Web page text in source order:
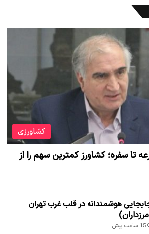
کشاورزی
تا سفره؛ کشاورز کمترین سهم را از
هوشمندانه در قلب غرب تهران
15 ساعت پیش